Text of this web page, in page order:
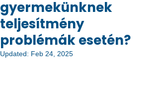
gyermekünknek
teljesítmény
problémák esetén?
Updated: Feb 24, 2025